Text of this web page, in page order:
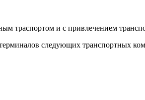
траспортом и с привлечением
следующих транспортных